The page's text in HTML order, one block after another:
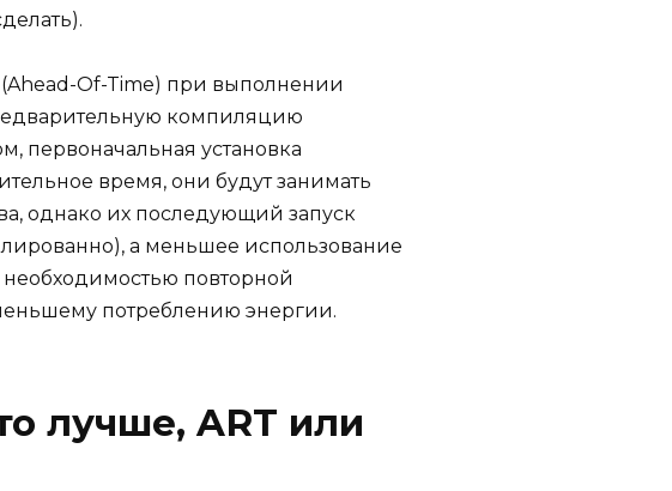
(Ahead-Of-Time) при выполнении
компиляцию
первоначальная установка
время, они будут занимать
однако их последующий запуск
а меньшее использование
повторной
потреблению энергии.
лучше, ART или